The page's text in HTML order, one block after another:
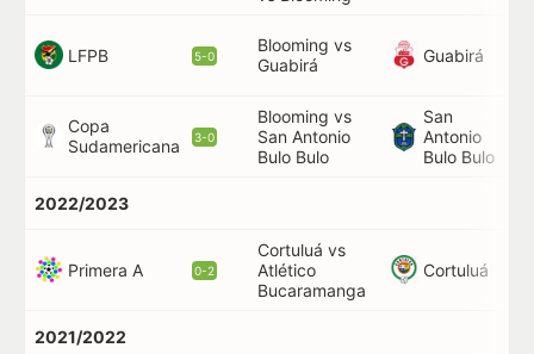
LFPB 5-0
Blooming vs
Guabirá
Guabirá
Copa
Sudamericana
3-0
Blooming vs
San Antonio
Bulo Bulo
San
Antonio
Bulo Bulo
2022/2023
Primera A 0-2
Cortuluá vs
Atlético
Bucaramanga
Cortuluá
2021/2022